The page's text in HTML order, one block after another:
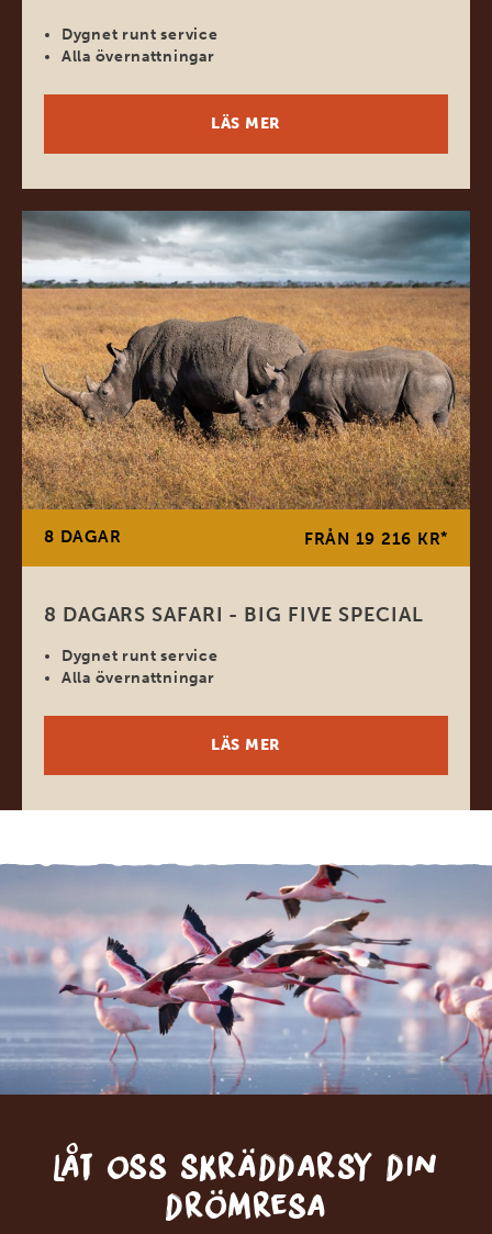
Dygnet runt service
Alla övernattningar
LÄS MER
8 DAGAR FRÅN 19 216 KR*
8 DAGARS SAFARI - BIG FIVE SPECIAL
Dygnet runt service
Alla övernattningar
LÄS MER
Låt oss skräddarsy din
drömresa